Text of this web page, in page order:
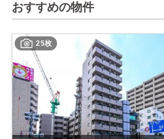
おすすめの物件
25枚